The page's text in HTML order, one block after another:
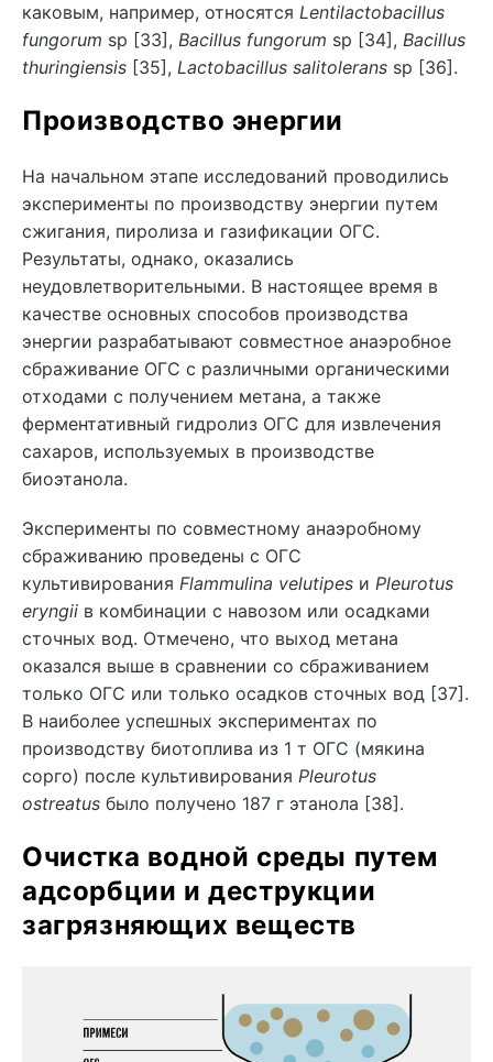
каковым, например, относятся Lentilactobacillus
fungorum sp [33], Bacillus fungorum sp [34], Bacillus
thuringiensis [35], Lactobacillus salitolerans sp [36].
Производство энергии
На начальном этапе исследований проводились
эксперименты по производству энергии путем
сжигания, пиролиза и газификации ОГС.
Результаты, однако, оказались
неудовлетворительными. В настоящее время в
качестве основных способов производства
энергии разрабатывают совместное анаэробное
сбраживание ОГС с различными органическими
отходами с получением метана, а также
ферментативный гидролиз ОГС для извлечения
сахаров, используемых в производстве
биоэтанола.
Эксперименты по совместному анаэробному
сбраживанию проведены с ОГС
культивирования Flammulina velutipes и Pleurotus
eryngii в комбинации с навозом или осадками
сточных вод. Отмечено, что выход метана
оказался выше в сравнении со сбраживанием
только ОГС или только осадков сточных вод [37].
В наиболее успешных экспериментах по
производству биотоплива из 1 т ОГС (мякина
сорго) после культивирования Pleurotus
ostreatus было получено 187 г этанола [38].
Очистка водной среды путем
адсорбции и деструкции
загрязняющих веществ